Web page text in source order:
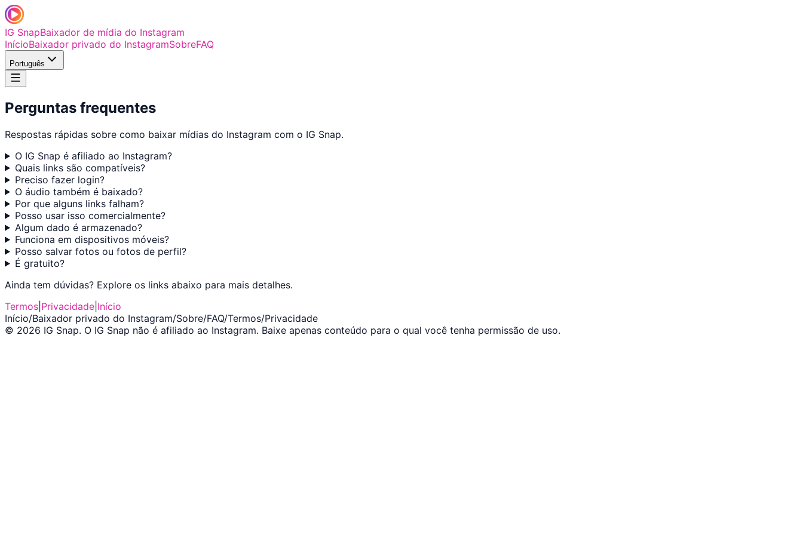
IG SnapBaixador de mídia do Instagram
InícioBaixador privado do InstagramSobreFAQ
Português
Perguntas frequentes
Respostas rápidas sobre como baixar mídias do Instagram com o IG Snap.
O IG Snap é afiliado ao Instagram?
Quais links são compatíveis?
Preciso fazer login?
O áudio também é baixado?
Por que alguns links falham?
Posso usar isso comercialmente?
Algum dado é armazenado?
Funciona em dispositivos móveis?
Posso salvar fotos ou fotos de perfil?
É gratuito?
Ainda tem dúvidas? Explore os links abaixo para mais detalhes.
Termos Privacidade Início
Início/Baixador privado do Instagram/Sobre/FAQ/Termos/Privacidade
© 2026 IG Snap. O IG Snap não é afiliado ao Instagram. Baixe apenas conteúdo para o qual você tenha permissão de uso.